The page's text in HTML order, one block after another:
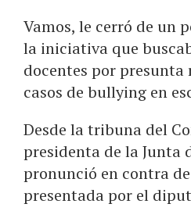
Vamos, le cerró de un
la iniciativa que
docentes por
casos de bullying en
Desde la tribuna del
presidenta de la Junta
pronunció en contra
presentada por el